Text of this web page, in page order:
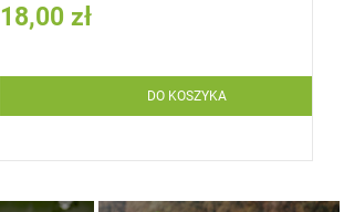
18,00 zł
DO KOSZYKA